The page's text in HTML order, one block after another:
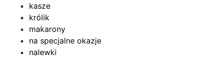
kasze
królik
makarony
na specjalne okazje
nalewki